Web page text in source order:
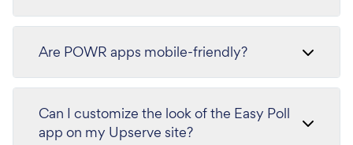
Are POWR apps mobile-friendly?
Can I customize the look of the Easy Poll
app on my Upserve site?